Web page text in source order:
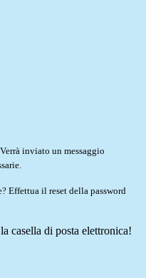
Verrà inviato un messaggio
Effettua il reset della password
casella di posta elettronica!